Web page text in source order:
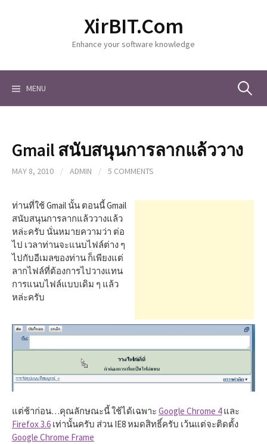
o
XirBIT.Com
Enhance your software knowledge
MENU S
a
o
r
:
Gmail สนับสนุนการลากแล้ววาง
MAY 8, 2010 / ADMIN / 5 COMMENTS
ท่านที่ใช้ Gmail นั้น ตอนนี้ Gmail
สนับสนุนการลากแล้ววางแล้ว
หล่ะครับ นั่นหมายความว่า ต่อ
ไป เวลาท่านจะแนบไฟล์ต่าง ๆ
ไปกับอีเมลของท่าน ก็เพียงแต่
ลากไฟล์ที่ต้องการไปวางแทน
การแนบไฟล์แบบเดิม ๆ แล้ว
หล่ะครับ
แต่ช้าก่อน…คุณลักษณะนี้ ใช้ได้เฉพาะ Google Chrome 4และ
Firefox 3.6 เท่านั้นครับ ส่วน IE8 หมดสิทธิ์ครับ เว้นแต่จะติดตั้ง
Google Chrome Frame